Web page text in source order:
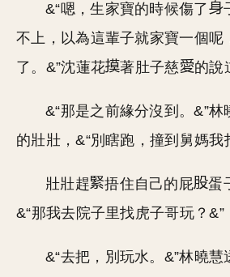
&“嗯，生家寶的時候傷了
不上，以為這輩子就家寶一個呢
了。&”沈蓮花
著肚子慈 的說
&“那是之前緣分沒到。&”
的壯壯，&“別瞎跑，撞到舅媽我
壯壯趕 捂住自己的屁
蛋
&“那我去院子里找虎子哥玩？&”
&“去把，別玩水。&”林曉